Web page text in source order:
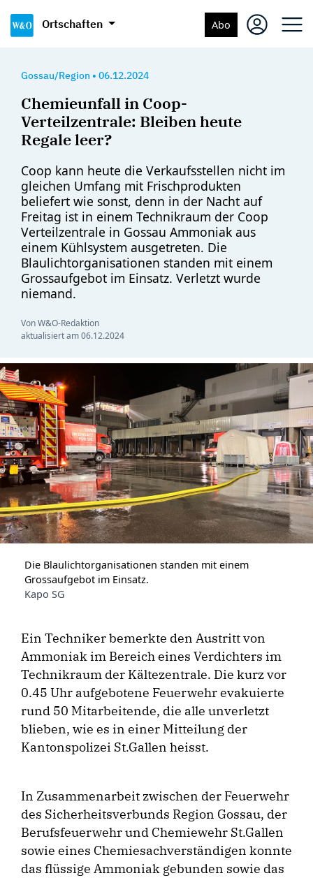
Ortschaften Abo
Gossau/Region • 06.12.2024
Chemieunfall in Coop-
Verteilzentrale: Bleiben heute
Regale leer?
Coop kann heute die Verkaufsstellen nicht im
gleichen Umfang mit Frischprodukten
beliefert wie sonst, denn in der Nacht auf
Freitag ist in einem Technikraum der Coop
Verteilzentrale in Gossau Ammoniak aus
einem Kühlsystem ausgetreten. Die
Blaulichtorganisationen standen mit einem
Grossaufgebot im Einsatz. Verletzt wurde
niemand.
Von W&O-Redaktion
aktualisiert am06.12.2024
Die Blaulichtorganisationen standen mit einem
Grossaufgebot im Einsatz.
Kapo SG
Ein Techniker bemerkte den Austritt von
Ammoniak im Bereich eines Verdichters im
Technikraum der Kältezentrale. Die kurz vor
0.45 Uhr aufgebotene Feuerwehr evakuierte
rund 50 Mitarbeitende, die alle unverletzt
blieben, wie es in einer Mitteilung der
Kantonspolizei St.Gallen heisst.
In Zusammenarbeit zwischen der Feuerwehr
des Sicherheitsverbunds Region Gossau, der
Berufsfeuerwehr und Chemiewehr St.Gallen
sowie eines Chemiesachverständigen konnte
das flüssige Ammoniak gebunden sowie das